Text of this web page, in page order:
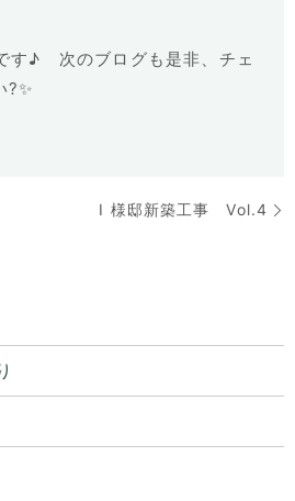
す♪ 次のブログも是非、チェ
?✨
I 様邸新築工事 Vol.4